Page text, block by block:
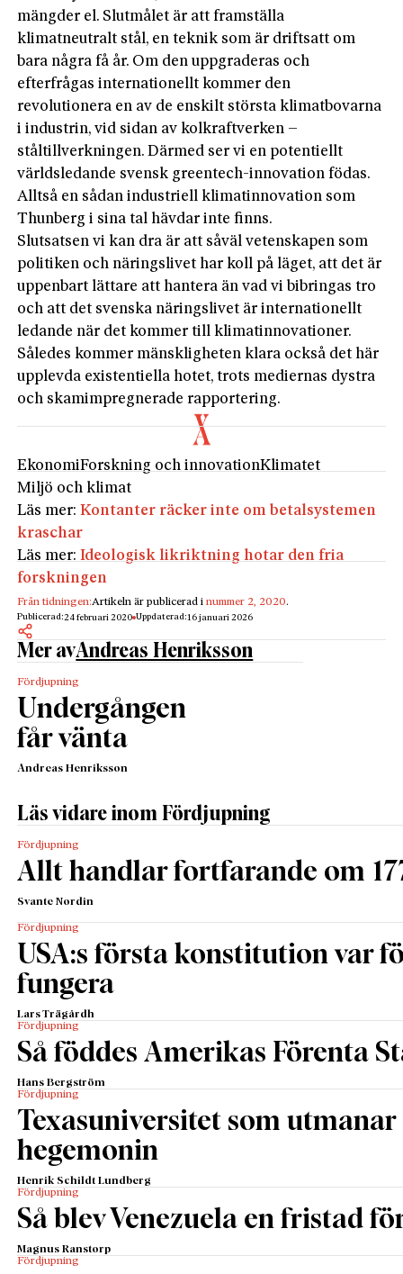
mängder el. Slutmålet är att framställa
klimatneutralt stål, en teknik som är driftsatt om
bara några få år. Om den uppgraderas och
efterfrågas internationellt kommer den
revolutionera en av de enskilt största klimatbovarna
i industrin, vid sidan av kolkraftverken –
ståltillverkningen. Därmed ser vi en potentiellt
världsledande svensk greentech-innovation födas.
Alltså en sådan industriell klimatinnovation som
Thunberg i sina tal hävdar inte finns.
Slutsatsen vi kan dra är att såväl vetenskapen som
politiken och näringslivet har koll på läget, att det är
uppenbart lättare att hantera än vad vi bibringas tro
och att det svenska näringslivet är internationellt
ledande när det kommer till klimatinnovationer.
Således kommer mänskligheten klara också det här
upplevda existentiella hotet, trots mediernas dystra
och skamimpregnerade rapportering.
EkonomiForskning och innovationKlimatet
Miljö och klimat
Läs mer:Kontanter räcker inte om betalsystemen
kraschar
Läs mer:Ideologisk likriktning hotar den fria
forskningen
Från tidningen:Artikeln är publicerad inummer 2, 2020.
Publicerad:24 februari 2020 Uppdaterad:16 januari 2026
Mer avAndreas Henriksson
Fördjupning
Undergången
får vänta
Andreas Henriksson
Läs vidare inom Fördjupning
Fördjupning
Allt handlar fortfarande om
Svante Nordin
Fördjupning
USA:s första konstitution var
fungera
Lars Trägårdh
Fördjupning
Så föddes Amerikas Förenta
Hans Bergström
Fördjupning
Texasuniversitet som utmanar
hegemonin
Henrik Schildt Lundberg
Fördjupning
Så blev Venezuela en fristad
Magnus Ranstorp
Fördjupning